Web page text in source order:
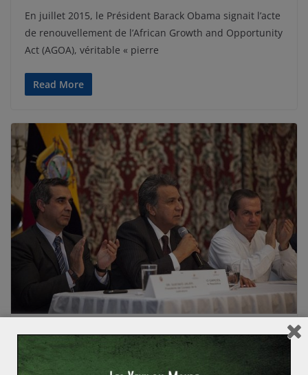
En juillet 2015, le Président Barack Obama signait l’acte
de renouvellement de l’African Growth and Opportunity
Act (AGOA), véritable « pierre
Read More
ACTUALITÉS AMÉRIQUE AMÉRIQUE LATINE
Lucas MAUBERT 5 avril 2017